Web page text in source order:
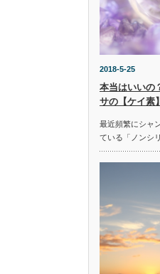
2018-5-25
本当はいいの
サの【ケイ素
最近頻繁にシャ
ている「ノンシ